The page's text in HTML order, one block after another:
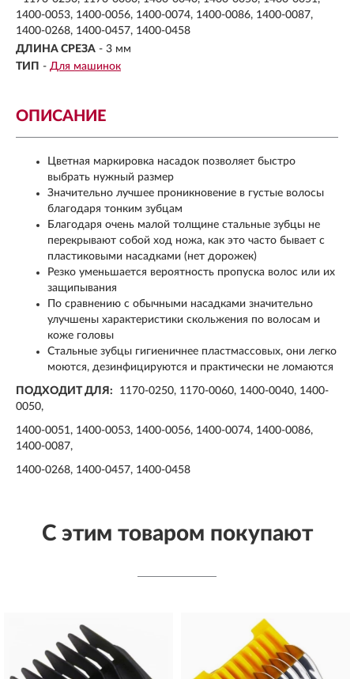
1400-0053, 1400-0056, 1400-0074, 1400-0086, 1400-0087,
1400-0268, 1400-0457, 1400-0458
ДЛИНА СРЕЗА - 3 мм
ТИП - Для машинок
ОПИСАНИЕ
Цветная маркировка насадок позволяет быстро
выбрать нужный размер
Значительно лучшее проникновение в густые волосы
благодаря тонким зубцам
Благодаря очень малой толщине стальные зубцы не
перекрывают собой ход ножа, как это часто бывает с
пластиковыми насадками (нет дорожек)
Резко уменьшается вероятность пропуска волос или их
защипывания
По сравнению с обычными насадками значительно
улучшены характеристики скольжения по волосам и
коже головы
Стальные зубцы гигиеничнее пластмассовых, они легко
моются, дезинфицируются и практически не ломаются
ПОДХОДИТ ДЛЯ: 1170-0250, 1170-0060, 1400-0040, 1400-
0050,
1400-0051, 1400-0053, 1400-0056, 1400-0074, 1400-0086,
1400-0087,
1400-0268, 1400-0457, 1400-0458
С этим товаром покупают